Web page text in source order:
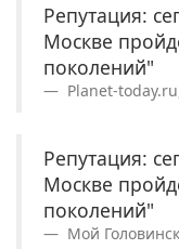
Репутация:
Москве
поколений"
Planet-
Репутация:
Москве
поколений"
Мой